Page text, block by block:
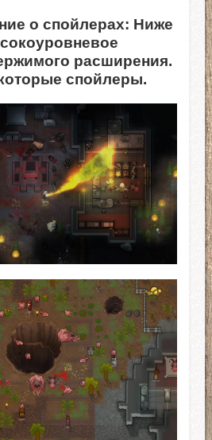
о спойлерах: Ниже
расширения.
спойлеры.